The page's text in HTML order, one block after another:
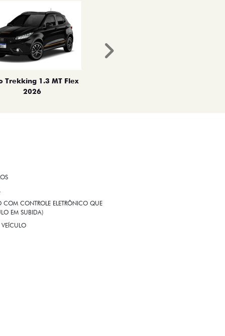
Trekking 1.3 MT Flex
2026
Próximo
COM CONTROLE ELETRÔNICO QUE
EM SUBIDA)